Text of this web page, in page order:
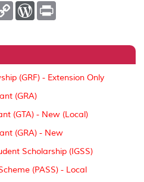
C
L
n
W
P
e
s
s
t
(GRF) - Extension Only
(GRA)
(GTA) - New (Local)
(GRA) - New
Scholarship (IGSS)
(PASS) - Local